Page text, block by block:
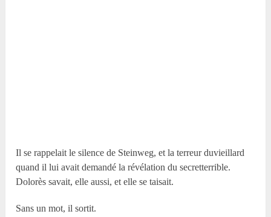
Il se rappelait le silence de Steinweg, et la terreur duvieillard
quand il lui avait demandé la révélation du secretterrible.
Dolorès savait, elle aussi, et elle se taisait.
Sans un mot, il sortit.